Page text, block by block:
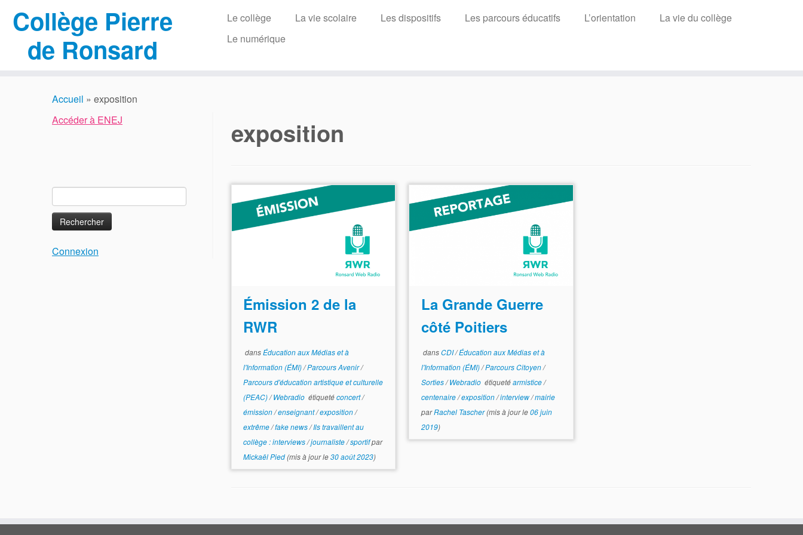
Collège Pierre
de Ronsard
Le collège La vie scolaire Les dispositifs Les parcours éducatifs L’orientation
La vie du collège
Le numérique
Accueil » exposition
Accéder à ENEJ
Connexion
exposition
Émission 2 de la
RWR
dansÉducation aux Médias et à
l'Information (ÉMI)/Parcours Avenir/
Parcours d'éducation artistique et culturelle
(PEAC)/Webradio étiquetéconcert/
émission/enseignant/exposition/
extrême/fake news/Ils travaillent au
collège : interviews/journaliste/sportifpar
Mickaël Pied(mis à jour le30 août 2023)
La Grande Guerre
côté Poitiers
dansCDI/Éducation aux Médias et à
l'Information (ÉMI)/Parcours Citoyen/
Sorties/Webradio étiquetéarmistice/
centenaire/exposition/interview/mairie
parRachel Tascher(mis à jour le06 juin
2019)